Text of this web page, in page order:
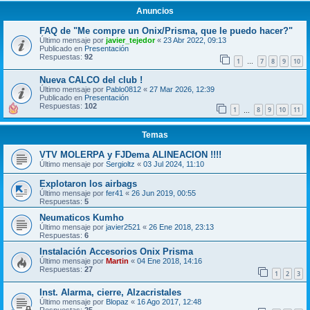
Anuncios
FAQ de "Me compre un Onix/Prisma, que le puedo hacer?"
Último mensaje por javier_tejedor« 23 Abr 2022, 09:13
Publicado en Presentación
Respuestas: 92 1 … 7 8 9 10
Nueva CALCO del club !
Último mensaje por Pablo0812 « 27 Mar 2026, 12:39
Publicado en Presentación
Respuestas: 102 1 8 9 10 11
Temas
VTV MOLERPA y FJDema ALINEACION !!!!
Último mensaje por Sergioltz « 03 Jul 2024, 11:10
Explotaron los airbags
Último mensaje por fer41 « 26 Jun 2019, 00:55
Respuestas: 5
Neumaticos Kumho
Último mensaje por javier2521 « 26 Ene 2018, 23:13
Respuestas: 6
Instalación Accesorios Onix Prisma
Último mensaje por Martin « 04 Ene 2018, 14:16
Respuestas: 27 1 2 3
Inst. Alarma, cierre, Alzacristales
Último mensaje por Blopaz « 16 Ago 2017, 12:48